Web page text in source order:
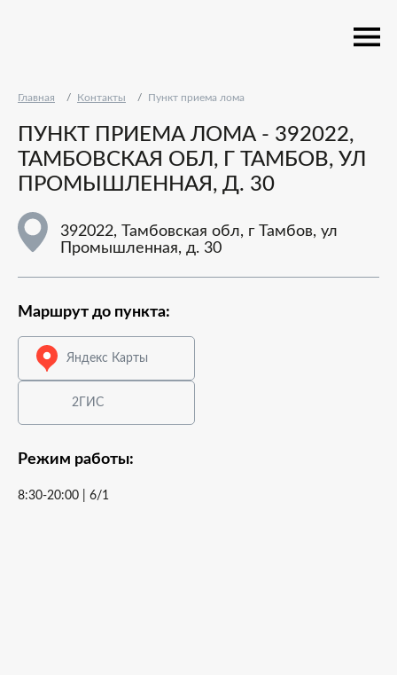
Главная Контакты Пункт приема лома
ПУНКТ ПРИЕМА ЛОМА - 392022,
ТАМБОВСКАЯ ОБЛ, Г ТАМБОВ, УЛ
ПРОМЫШЛЕННАЯ, Д. 30
392022, Тамбовская обл, г Тамбов, ул
Промышленная, д. 30
Маршрут до пункта:
Яндекс Карты
2ГИС
Режим работы:
8:30-20:00 | 6/1